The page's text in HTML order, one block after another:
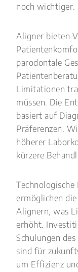
noch wichtiger.
Aligner bieten
parodontale
Limitationen
müssen. Die
basiert auf
Präferenzen.
höherer
kürzere
ermöglichen
Alignern, was
erhöht.
Schulungen
sind für
um Effizienz